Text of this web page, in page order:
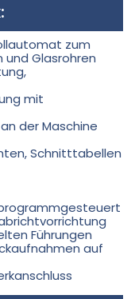
zum
und Glasrohren
mit
der Maschine
Schnitttabellen
Führungen
auf